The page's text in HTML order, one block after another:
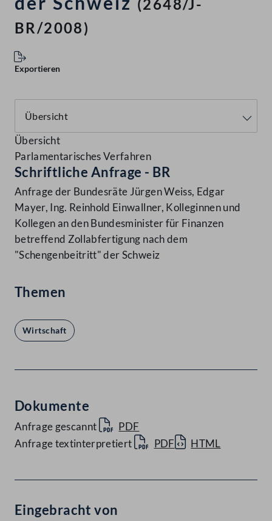
(2648/J-
BR/2008)
Exportieren
Übersicht
Parlamentarisches Verfahren
Schriftliche Anfrage - BR
Anfrage der Bundesräte Jürgen Weiss, Edgar
Mayer, Ing. Reinhold Einwallner, Kolleginnen und
Kollegen an den Bundesminister für Finanzen
betreffend Zollabfertigung nach dem
"Schengenbeitritt" der Schweiz
Themen
Wirtschaft
Dokumente
Anfrage gescannt
PDF
Anfrage textinterpretiert
PDF HTML
Eingebracht von